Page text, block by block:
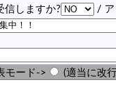
信しますか?
/ ア
ード-> (適当に改